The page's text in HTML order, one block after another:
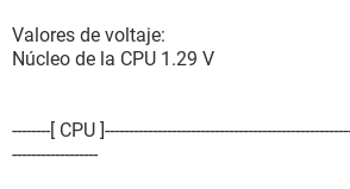
Valores de voltaje:
Núcleo de la CPU 1.29 V
--------[ CPU
------------------